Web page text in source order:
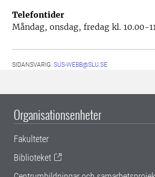
Telefontider
Måndag, onsdag, fredag kl. 10.00-
SIDANSVARIG: SUS-WEBB@SLU.SE
Organisationsenheter
Fakulteter
Biblioteket